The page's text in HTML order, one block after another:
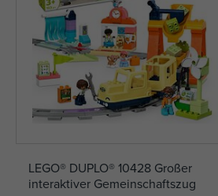
LEGO® DUPLO® 10428 Großer
interaktiver Gemeinschaftszug